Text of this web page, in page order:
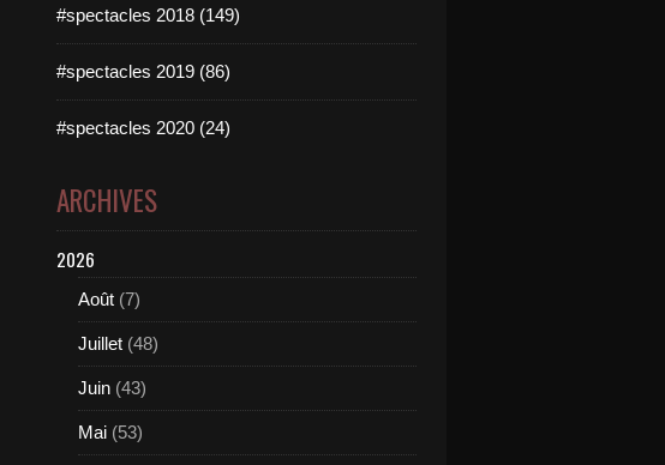
#spectacles 2018 (149)
#spectacles 2019 (86)
#spectacles 2020 (24)
ARCHIVES
2026
Août (7)
Juillet (48)
Juin (43)
Mai (53)